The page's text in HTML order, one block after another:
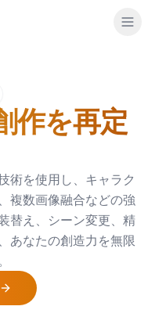
作を再定
を使用し、キャラク
複数画像融合などの強
替え、シーン変更、精
あなたの創造力を無限